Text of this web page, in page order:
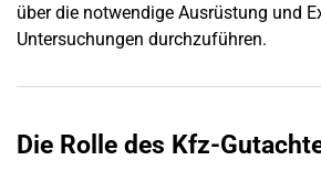
über die notwendige Ausrüstung und
Untersuchungen durchzuführen.
Die Rolle des Kfz-